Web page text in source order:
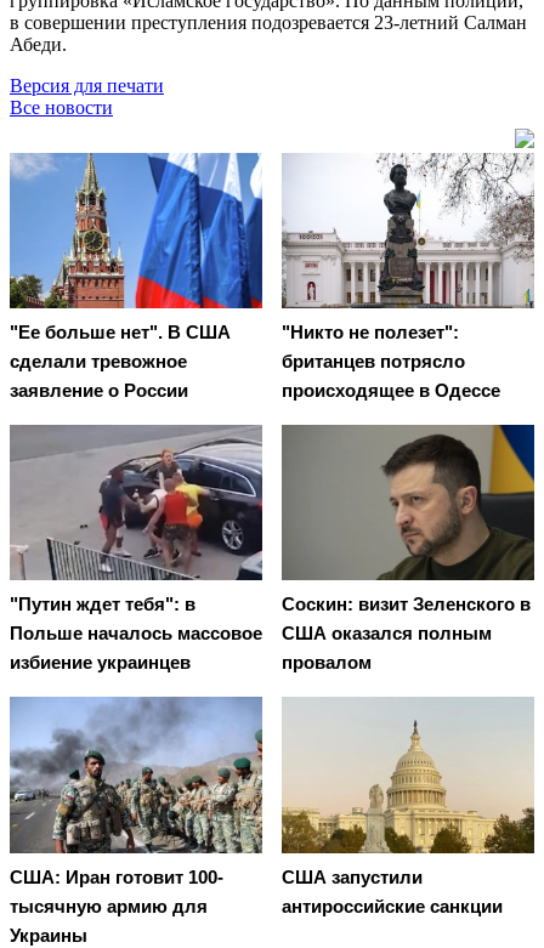
в совершении преступления подозревается 23-летний Салман
Абеди.
Версия для печати
Все новости
"Ее больше нет". В США
сделали тревожное
заявление о России
"Никто не полезет":
британцев потрясло
происходящее в Одессе
"Путин ждет тебя": в
Польше началось массовое
избиение украинцев
Соскин: визит Зеленского в
США оказался полным
провалом
США: Иран готовит 100-
тысячную армию для
Украины
США запустили
антироссийские санкции